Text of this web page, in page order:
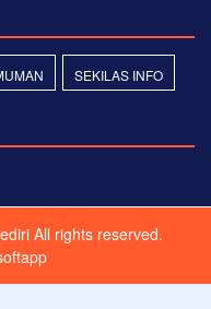
SEKILAS INFO
All rights reserved.